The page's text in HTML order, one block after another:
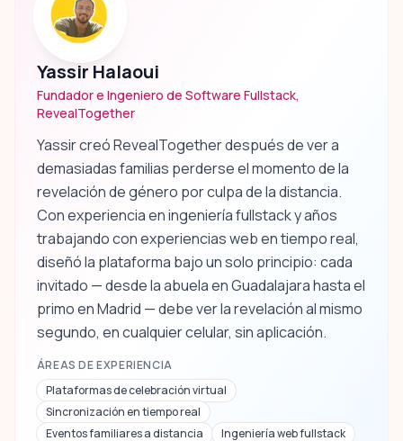
Yassir Halaoui
Fundador e Ingeniero de Software Fullstack,
RevealTogether
Yassir creó RevealTogether después de ver a
demasiadas familias perderse el momento de la
revelación de género por culpa de la distancia.
Con experiencia en ingeniería fullstack y años
trabajando con experiencias web en tiempo real,
diseñó la plataforma bajo un solo principio: cada
invitado — desde la abuela en Guadalajara hasta el
primo en Madrid — debe ver la revelación al mismo
segundo, en cualquier celular, sin aplicación.
ÁREAS DE EXPERIENCIA
Plataformas de celebración virtual
Sincronización en tiempo real
Eventos familiares a distancia
Ingeniería web fullstack